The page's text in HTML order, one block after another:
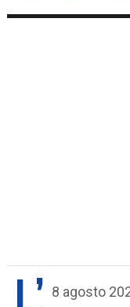
8 agosto